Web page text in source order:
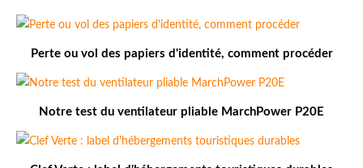
Perte ou vol des papiers d'identité, comment procéder
Notre test du ventilateur pliable MarchPower P20E